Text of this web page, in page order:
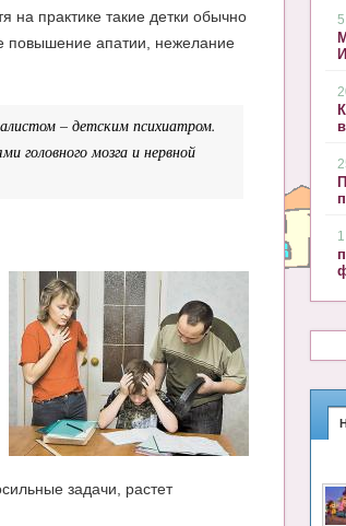
на практике такие детки обычно
повышение апатии, нежелание
– детским психиатром.
головного мозга и нервной
задачи, растет